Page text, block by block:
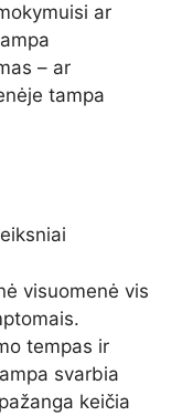
ar
– ar
tampa
visuomenė vis
tempas ir
svarbia
keičia